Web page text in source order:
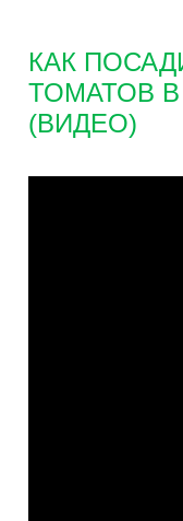
КАК
ТОМАТОВ
(ВИДЕО)